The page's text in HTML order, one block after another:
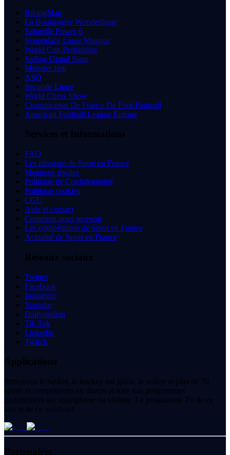
BikingMan
La Boulangère Wonderligue
Saforelle Power 6
Synerglace Ligue Magnus
World Cup Pentathlon
Sailing Grand Slam
Monster Jam
ASO
Seconde Ligue
World Chess Show
Championnat De France De Foot Fauteuil
American Football League Europe
Services et Informations
FAQ
Les missions de Sport en France
Mentions légales
Politique de Confidentialité
Politique cookies
CGU
Aide et contact
Comment nous recevoir
Les compétitions de Sport en France
Actualité de Sport en France
Réseaux sociaux
Twitter
Facebook
Instagram
Youtube
Dailymotion
Tik Tok
Linkedin
Twitch
Applications
Retrouvez le basket, le hockey sur glace, le volley et plus de 70
sports et compétitions en directs et tous nos programmes
gratuitement sur smartphone ou tablette. Le programme Tv de ce
soir et de ce weekend.
Partenaires